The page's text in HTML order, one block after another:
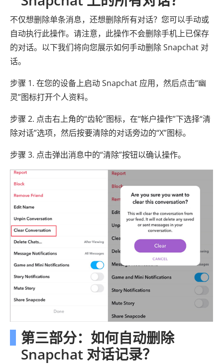
不仅想删除单条消息，还想删除所有对话？您可以手动或
自动执行此操作。请注意，此操作不会删除手机上已保存
的对话。以下我们将向您展示如何手动删除 Snapchat 对
话。
步骤 1. 在您的设备上启动 Snapchat 应用，然后点击“幽
灵”图标打开个人资料。
步骤 2. 点击右上角的“齿轮”图标，在“帐户操作”下选择“清
除对话”选项，然后按要清除的对话旁边的“X”图标。
步骤 3. 点击弹出消息中的“清除”按钮以确认操作。
第三部分：如何自动删除
Snapchat 对话记录？